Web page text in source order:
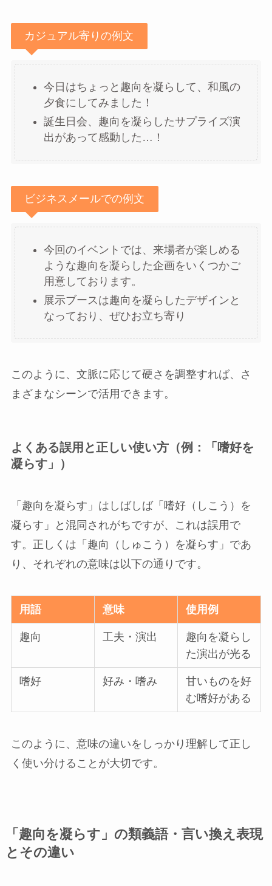
カジュアル寄りの例文
今日はちょっと趣向を凝らして、和風の
夕食にしてみました！
誕生日会、趣向を凝らしたサプライズ演
出があって感動した…！
ビジネスメールでの例文
今回のイベントでは、来場者が楽しめる
ような趣向を凝らした企画をいくつかご
用意しております。
展示ブースは趣向を凝らしたデザインと
なっており、ぜひお立ち寄り
このように、文脈に応じて硬さを調整すれば、さ
まざまなシーンで活用できます。
よくある誤用と正しい使い方（例：「嗜好を
凝らす」）
「趣向を凝らす」はしばしば「嗜好（しこう）を
凝らす」と混同されがちですが、これは誤用で
す。正しくは「趣向（しゅこう）を凝らす」であ
り、それぞれの意味は以下の通りです。
用語 意味 使用例
趣向 工夫・演出
趣向を凝らし
た演出が光る
嗜好 好み・嗜み
甘いものを好
む嗜好がある
このように、意味の違いをしっかり理解して正し
く使い分けることが大切です。
「趣向を凝らす」の類義語・言い換え表現
とその違い